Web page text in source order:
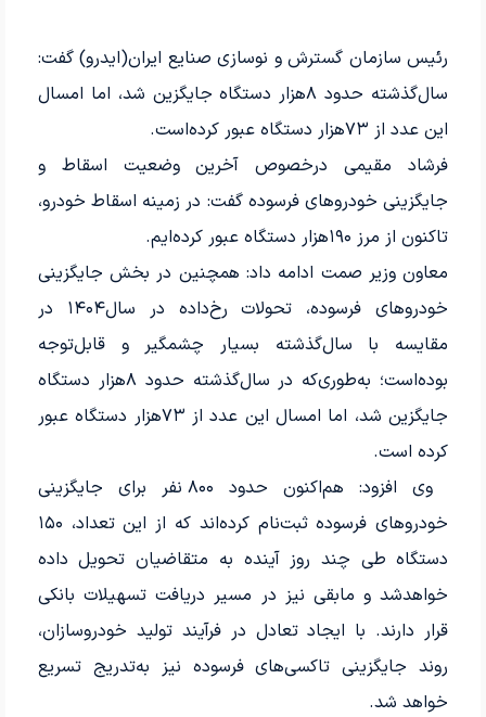
رئیس سازمان گسترش و نوسازی صنایع ایران(ایدرو) گفت:
سال‌گذشته حدود ۸‌هزار دستگاه جایگزین شد، اما امسال
این عدد از ۷۳‌هزار دستگاه عبور کرده‌است.
فرشاد مقیمی درخصوص آخرین وضعیت اسقاط و
جایگزینی خودرو‌‌‌‌‌های فرسوده گفت: در زمینه اسقاط خودرو،
تاکنون از مرز ۱۹۰‌هزار دستگاه عبور کرده‌‌‌‌‌ایم.
معاون وزیر صمت ادامه‌ داد: همچنین در بخش جایگزینی
خودرو‌‌‌‌‌های فرسوده، تحولات رخ‌‌‌‌‌داده در سال‌۱۴۰۴ در
مقایسه با سال‌گذشته بسیار چشمگیر و قابل‌توجه
بوده‌است؛ به‌طوری‌که در سال‌گذشته حدود ۸‌هزار دستگاه
جایگزین شد، اما امسال این عدد از ۷۳‌هزار دستگاه عبور
کرده است.
وی افزود: هم‌اکنون حدود ۸۰۰ نفر برای جایگزینی
خودرو‌‌‌‌‌های فرسوده ثبت‌‌‌‌‌نام کرده‌اند که از این تعداد، ۱۵۰
دستگاه طی چند روز آینده به متقاضیان تحویل داده
خواهدشد و مابقی نیز در مسیر دریافت تسهیلات بانکی
قرار دارند. با ایجاد تعادل در فرآیند تولید خودروسازان،
روند جایگزینی تاکسی‌‌‌‌‌های فرسوده نیز به‌‌‌‌‌تدریج تسریع
خواهد شد.